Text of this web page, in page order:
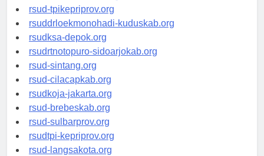
rsud-simeuluekab.org
rsud-tpikepriprov.org
rsuddrloekmonohadi-kuduskab.org
rsudksa-depok.org
rsudrtnotopuro-sidoarjokab.org
rsud-sintang.org
rsud-cilacapkab.org
rsudkoja-jakarta.org
rsud-brebeskab.org
rsud-sulbarprov.org
rsudtpi-kepriprov.org